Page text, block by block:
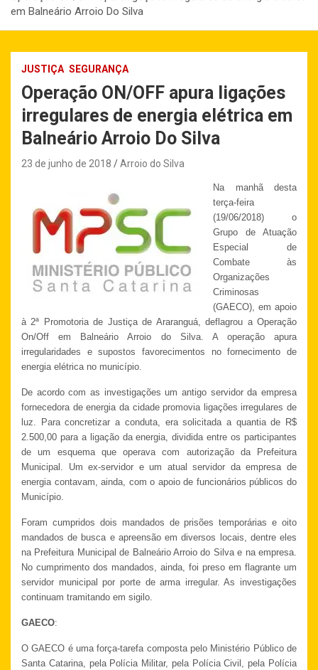
em Balneário Arroio Do Silva
JUSTIÇA SEGURANÇA
Operação ON/OFF apura ligações
irregulares de energia elétrica em
Balneário Arroio Do Silva
23 de junho de 2018 Arroio do Silva
Na manhã desta
terça-feira
(19/06/2018) o
Grupo de Atuação
Especial de
Combate às
Organizações
Criminosas
(GAECO), em apoio
à 2ª Promotoria de Justiça de Araranguá, deflagrou a Operação
On/Off em Balneário Arroio do Silva. A operação apura
irregularidades e supostos favorecimentos no fornecimento de
energia elétrica no município.
De acordo com as investigações um antigo servidor da empresa
fornecedora de energia da cidade promovia ligações irregulares de
luz. Para concretizar a conduta, era solicitada a quantia de R$
2.500,00 para a ligação da energia, dividida entre os participantes
de um esquema que operava com autorização da Prefeitura
Municipal. Um ex-servidor e um atual servidor da empresa de
energia contavam, ainda, com o apoio de funcionários públicos do
Município.
Foram cumpridos dois mandados de prisões temporárias e oito
mandados de busca e apreensão em diversos locais, dentre eles
na Prefeitura Municipal de Balneário Arroio do Silva e na empresa.
No cumprimento dos mandados, ainda, foi preso em flagrante um
servidor municipal por porte de arma irregular. As investigações
continuam tramitando em sigilo.
GAECO:
O GAECO é uma força-tarefa composta pelo Ministério Público de
Santa Catarina, pela Polícia Militar, pela Polícia Civil, pela Polícia